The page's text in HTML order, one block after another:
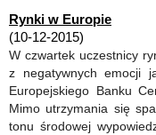
Rynki w Europie
(10-12-2015)
W czwartek uczestnicy
z negatywnych emocji
Europejskiego Banku
Mimo utrzymania się
tonu środowej